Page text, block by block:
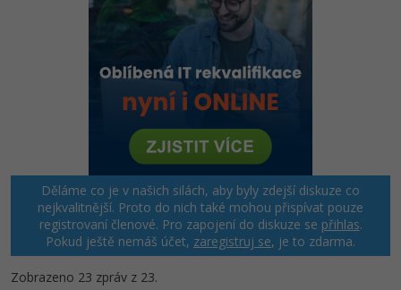
Děláme co je v našich silách, aby byly zdejší diskuze co
nejkvalitnější. Proto do nich také mohou přispívat pouze
registrovaní členové. Pro zapojení do diskuze se přihlas.
Pokud ještě nemáš účet, zaregistruj se, je to zdarma.
Zobrazeno 23 zpráv z 23.